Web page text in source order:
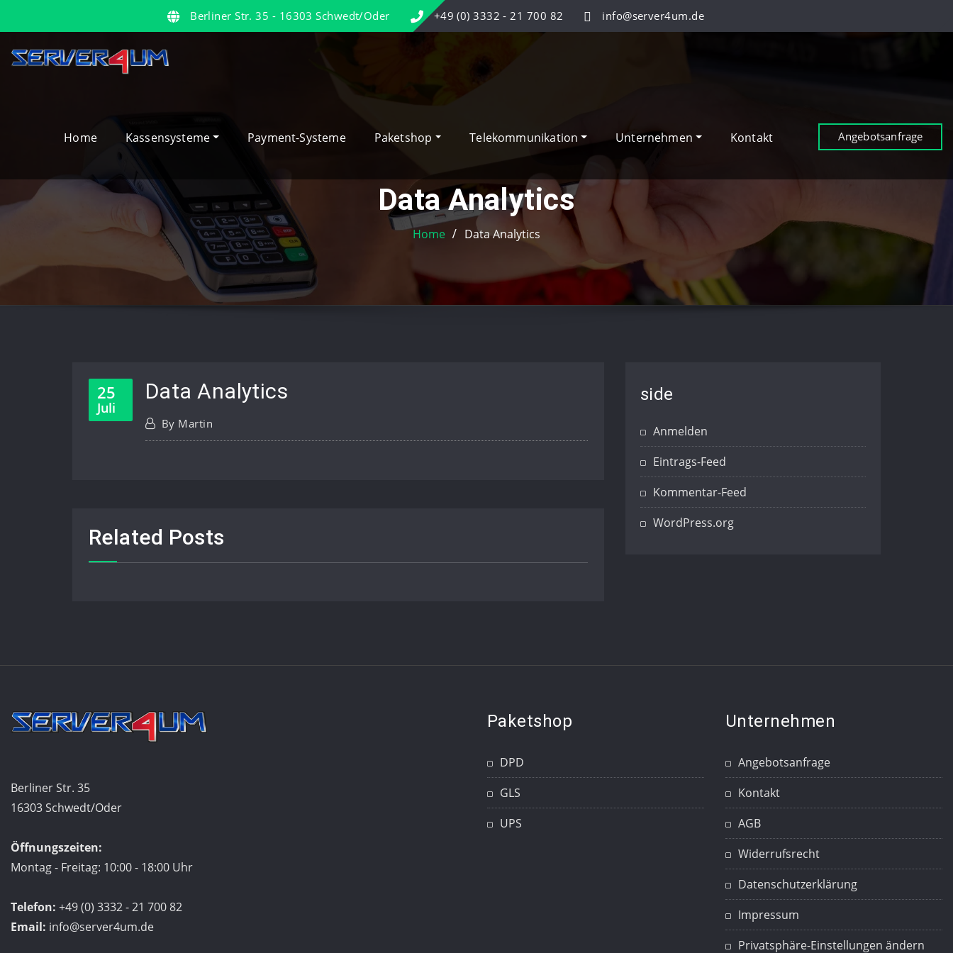
Berliner Str. 35 - 16303 Schwedt/Oder +49 (0) 3332 - 21 700 82 info@server4um.de
Home Kassensysteme Payment-Systeme Paketshop Telekommunikation Unternehmen Kontakt Angebotsanfrage
Data Analytics
Home Data Analytics
25
Juli
Data Analytics
By Martin
Related Posts
side
Anmelden
Eintrags-Feed
Kommentar-Feed
WordPress.org
Berliner Str. 35
16303 Schwedt/Oder
Öffnungszeiten:
Montag - Freitag: 10:00 - 18:00 Uhr
Telefon: +49 (0) 3332 - 21 700 82
Email: info@server4um.de
Paketshop
DPD
GLS
UPS
Unternehmen
Angebotsanfrage
Kontakt
AGB
Widerrufsrecht
Datenschutzerklärung
Impressum
Privatsphäre-Einstellungen ändern